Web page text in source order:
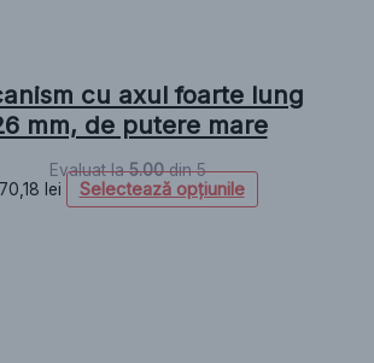
cu axul foarte lung
mm, de putere mare
Evaluat la5.00din 5
70,18 lei Selectează opțiunile